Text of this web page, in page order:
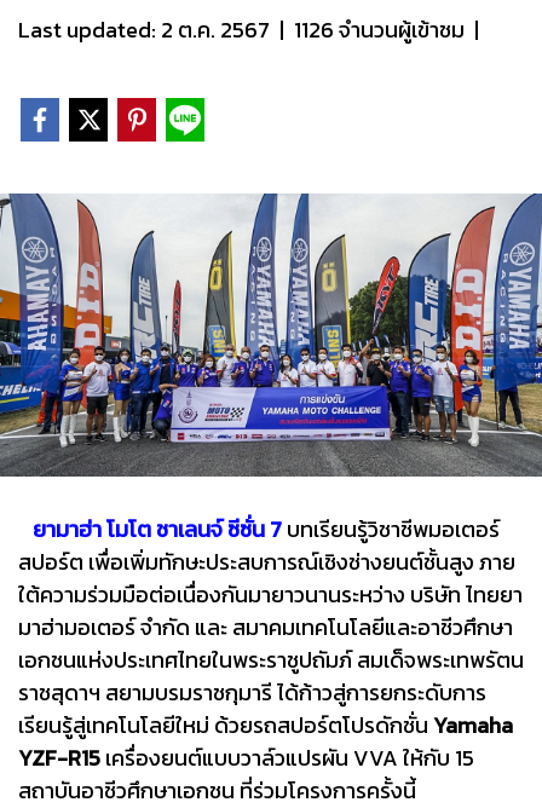
Last updated: 2 ต.ค. 2567 | 1126 จำนวนผู้เข้าชม |
ยามาฮ่า โมโต ชาเลนจ์ ซีซั่น 7บทเรียนรู้วิชาชีพมอเตอร์
สปอร์ต เพื่อเพิ่มทักษะประสบการณ์เชิงช่างยนต์ชั้นสูง ภาย
ใต้ความร่วมมือต่อเนื่องกันมายาวนานระหว่าง บริษัท ไทยยา
มาฮ่ามอเตอร์ จำกัด และ สมาคมเทคโนโลยีและอาชีวศึกษา
เอกชนแห่งประเทศไทยในพระราชูปถัมภ์ สมเด็จพระเทพรัตน
ราชสุดาฯ สยามบรมราชกุมารี ได้ก้าวสู่การยกระดับการ
เรียนรู้สู่เทคโนโลยีใหม่ ด้วยรถสปอร์ตโปรดักชั่นYamaha
YZF-R15เครื่องยนต์แบบวาล์วแปรผัน VVA ให้กับ 15
สถาบันอาชีวศึกษาเอกชน ที่ร่วมโครงการครั้งนี้